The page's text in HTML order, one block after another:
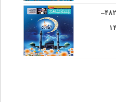
شماره ۴۸۱-۴۸۲–